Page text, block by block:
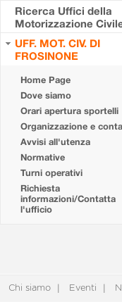
Ricerca Uffici della
Motorizzazione
UFF. MOT. CIV. DI
FROSINONE
Home Page
Dove siamo
Orari apertura sportelli
Organizzazione e
Avvisi all'utenza
Normative
Turni operativi
Richiesta
informazioni/Contatta
l'ufficio
Chi siamo Eventi